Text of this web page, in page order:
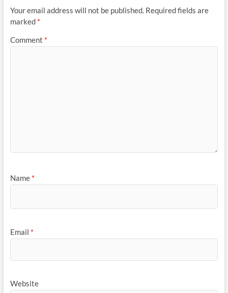
Your email address will not be published. Required fields are
marked *
Comment *
Name *
Email *
Website